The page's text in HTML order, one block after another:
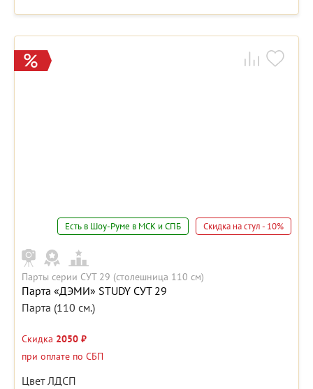
Есть в Шоу-Руме в МСК и СПБ Скидка на стул - 10%
Парты серии СУТ 29 (столешница 110 см)
Парта «ДЭМИ» STUDY СУТ 29
Парта (110 см.)
Скидка 2050 ₽
при оплате по СБП
Цвет ЛДСП